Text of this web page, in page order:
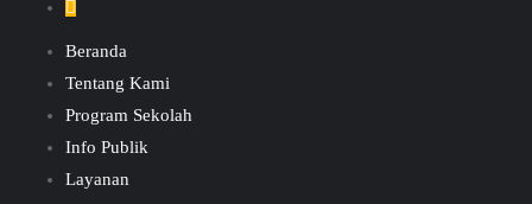
Beranda
Tentang Kami
Program Sekolah
Info Publik
Layanan